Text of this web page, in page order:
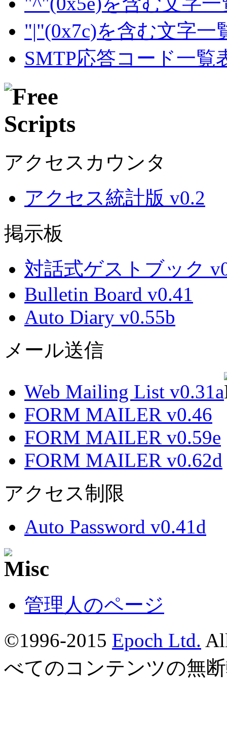
"|"(0x7c)を含む文字一
SMTP応答コード一覧
アクセスカウンタ
アクセス統計版 v0.2
掲示板
対話式ゲストブック
Bulletin Board v0.41
Auto Diary v0.55b
メール送信
Web Mailing List v0.31a
FORM MAILER v0.46
FORM MAILER v0.59e
FORM MAILER v0.62d
アクセス制限
Auto Password v0.41d
管理人のページ
©1996-2015 Epoch Ltd.
べてのコンテンツの無